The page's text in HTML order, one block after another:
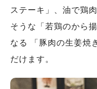
ステーキ」、油で鶏
そうな「若鶏のから
なる 「豚肉の生姜焼
だけます。